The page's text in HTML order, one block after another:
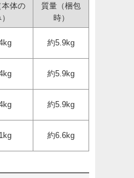
本体の
質量（梱包
時）
約5.9kg
約5.9kg
約5.9kg
約6.6kg